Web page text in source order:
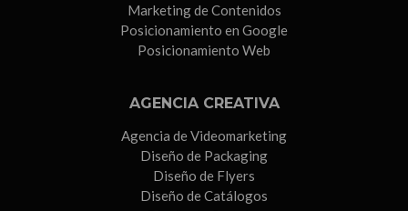
Marketing de Contenidos
Posicionamiento en Google
Posicionamiento Web
AGENCIA CREATIVA
Agencia de Videomarketing
Diseño de Packaging
Diseño de Flyers
Diseño de Catálogos